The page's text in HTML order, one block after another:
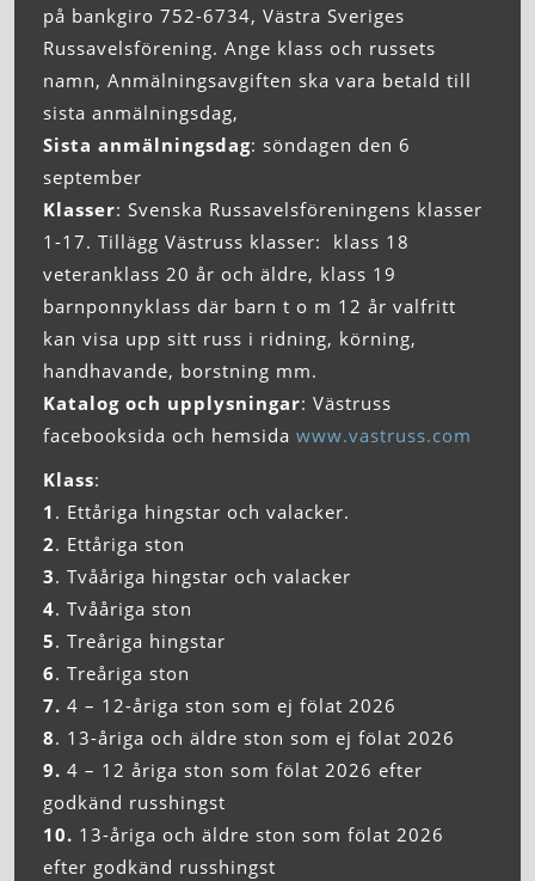
på bankgiro 752-6734, Västra Sveriges
Russavelsförening. Ange klass och russets
namn, Anmälningsavgiften ska vara betald till
sista anmälningsdag,
Sista anmälningsdag: söndagen den 6
september
Klasser: Svenska Russavelsföreningens klasser
1-17. Tillägg Västruss klasser: klass 18
veteranklass 20 år och äldre, klass 19
barnponnyklass där barn t o m 12 år valfritt
kan visa upp sitt russ i ridning, körning,
handhavande, borstning mm.
Katalog och upplysningar: Västruss
facebooksida och hemsida www.vastruss.com
Klass:
1 . Ettåriga hingstar och valacker.
2. Ettåriga ston
3. Tvååriga hingstar och valacker
4. Tvååriga ston
5. Treåriga hingstar
6. Treåriga ston
7. 4 – 12-åriga ston som ej fölat 2026
8. 13-åriga och äldre ston som ej fölat 2026
9. 4 – 12 åriga ston som fölat 2026 efter
godkänd russhingst
10. 13-åriga och äldre ston som fölat 2026
efter godkänd russhingst